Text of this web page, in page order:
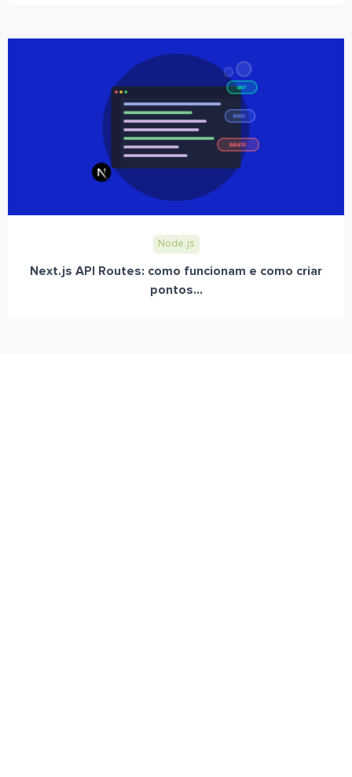
Node.js
Next.js API Routes: como funcionam e como criar
pontos...